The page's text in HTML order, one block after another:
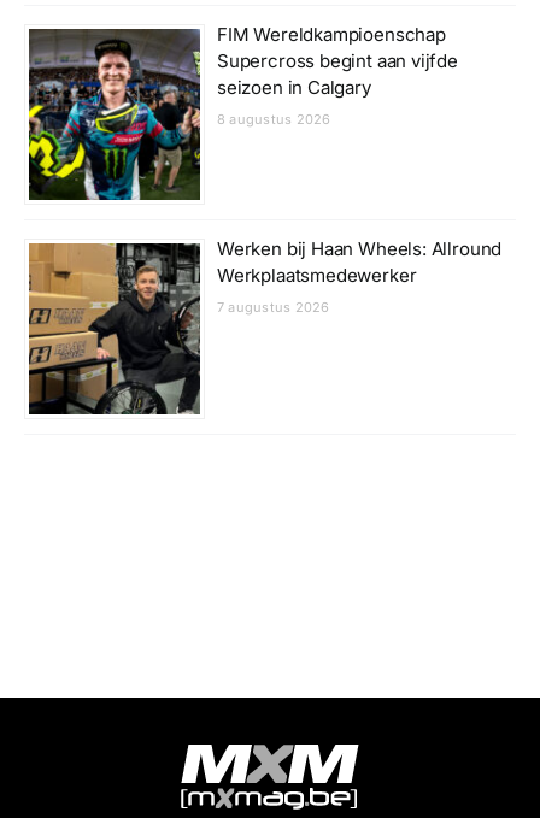
FIM Wereldkampioenschap
Supercross begint aan vijfde
seizoen in Calgary
8 augustus 2026
Werken bij Haan Wheels: Allround
Werkplaatsmedewerker
7 augustus 2026